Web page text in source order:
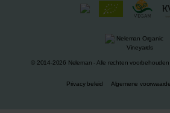
© 2014-2026 Neleman - Alle rechten voorbehouden
Privacy beleid Algemene